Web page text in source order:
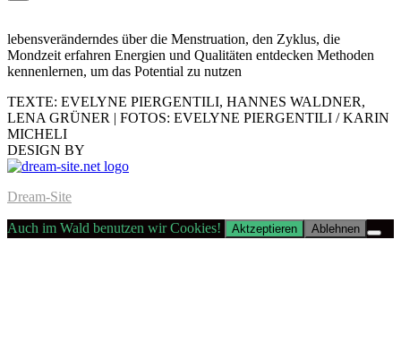
lebensveränderndes über die Menstruation, den Zyklus, die
Mondzeit erfahren Energien und Qualitäten entdecken Methoden
kennenlernen, um das Potential zu nutzen
TEXTE: EVELYNE PIERGENTILI, HANNES WALDNER,
LENA GRÜNER | FOTOS: EVELYNE PIERGENTILI / KARIN
MICHELI
DESIGN BY
Dream-Site
Auch im Wald benutzen wir Cookies! Aktzeptieren Ablehnen